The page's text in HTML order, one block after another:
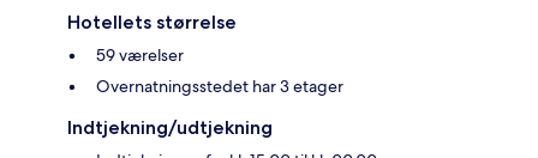
Hotellets størrelse
59 værelser
Overnatningsstedet har 3 etager
Indtjekning/udtjekning